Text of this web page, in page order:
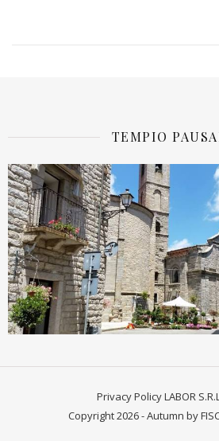
TEMPIO
Privacy PolicyLABOR
Copyright 2026 - Autumn by